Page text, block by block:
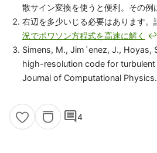
散サイン変換を使うと便利。その例
右辺を多少いじる必要はあります。
況でポワソン方程式を高速に解く ↩
Simens, M., Jim´enez, J., Hoyas,
high-resolution code for turbulent
Journal of Computational Physics.
comment4